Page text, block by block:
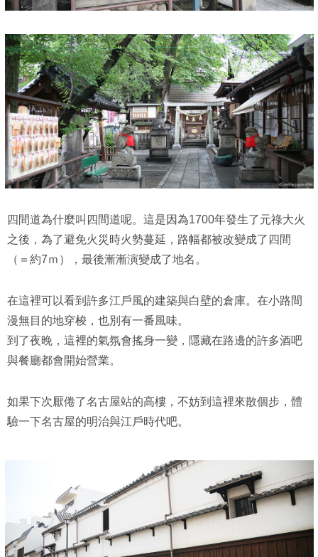
四間道為什麼叫四間道呢。這是因為1700年發生了元祿大火
之後，為了避免火災時火勢蔓延，路幅都被改變成了四間
（＝約7ｍ），最後漸漸演變成了地名。
在這裡可以看到許多江戶風的建築與白壁的倉庫。在小路間
漫無目的地穿梭，也別有一番風味。
到了夜晚，這裡的氣氛會搖身一變，隱藏在路邊的許多酒吧
與餐廳都會開始營業。
如果下次厭倦了名古屋站的高樓，不妨到這裡來散個步，體
驗一下名古屋的明治與江戶時代吧。